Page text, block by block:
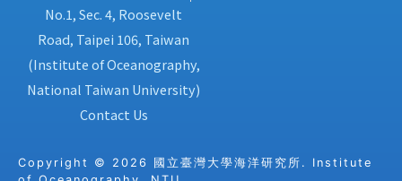
No.1, Sec. 4, Roosevelt
Road, Taipei 106, Taiwan
(Institute of Oceanography,
National Taiwan University)
Contact Us
Copyright © 2026 國立臺灣大學海洋研究所. Institute